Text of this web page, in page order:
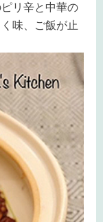
リ辛と中華の
味、ご飯が止